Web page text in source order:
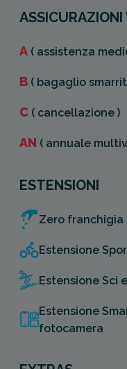
ASSICURAZIONI
A ( assistenza
B ( bagaglio
C ( cancellazione )
AN ( annuale
ESTENSIONI
Zero franchigia
Estensione
Estensione Sci
Estensione
fotocamera